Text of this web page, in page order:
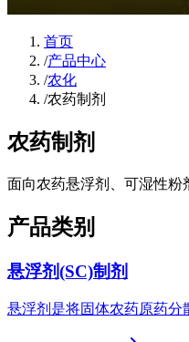
首页
/产品中心
/农化
/农药制剂
农药制剂
面向农药悬浮剂、可湿性粉
产品类别
悬浮剂(SC)制剂
悬浮剂是将固体农药原药分